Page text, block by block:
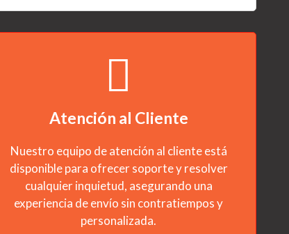
Atención al Cliente
Nuestro equipo de atención al cliente está
disponible para ofrecer soporte y resolver
cualquier inquietud, asegurando una
experiencia de envío sin contratiempos y
personalizada.